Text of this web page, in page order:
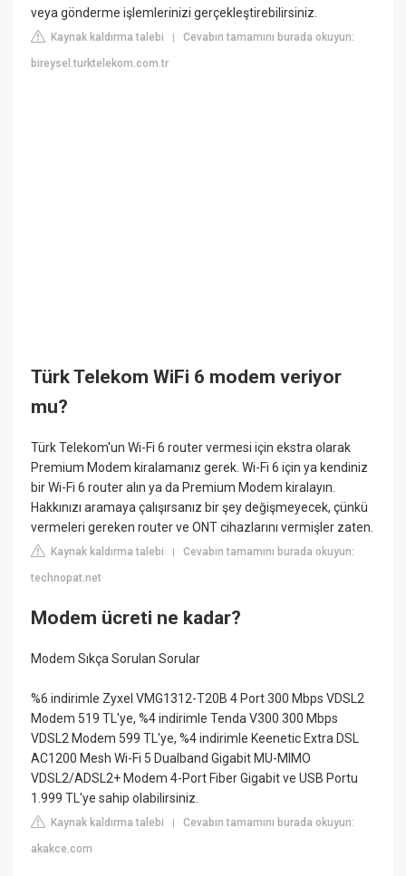
veya gönderme işlemlerinizi gerçekleştirebilirsiniz.
Kaynak kaldırma talebi |Cevabın tamamını burada okuyun:
bireysel.turktelekom.com.tr
Türk Telekom WiFi 6 modem veriyor
mu?
Türk Telekom'un Wi-Fi 6 router vermesi için ekstra olarak
Premium Modem kiralamanız gerek. Wi-Fi 6 için ya kendiniz
bir Wi-Fi 6 router alın ya da Premium Modem kiralayın.
Hakkınızı aramaya çalışırsanız bir şey değişmeyecek, çünkü
vermeleri gereken router ve ONT cihazlarını vermişler zaten.
Kaynak kaldırma talebi |Cevabın tamamını burada okuyun:
technopat.net
Modem ücreti ne kadar?
Modem Sıkça Sorulan Sorular
%6 indirimle Zyxel VMG1312-T20B 4 Port 300 Mbps VDSL2
Modem 519 TL'ye, %4 indirimle Tenda V300 300 Mbps
VDSL2 Modem 599 TL'ye, %4 indirimle Keenetic Extra DSL
AC1200 Mesh Wi-Fi 5 Dualband Gigabit MU-MIMO
VDSL2/ADSL2+ Modem 4-Port Fiber Gigabit ve USB Portu
1.999 TL'ye sahip olabilirsiniz.
Kaynak kaldırma talebi |Cevabın tamamını burada okuyun:
akakce.com